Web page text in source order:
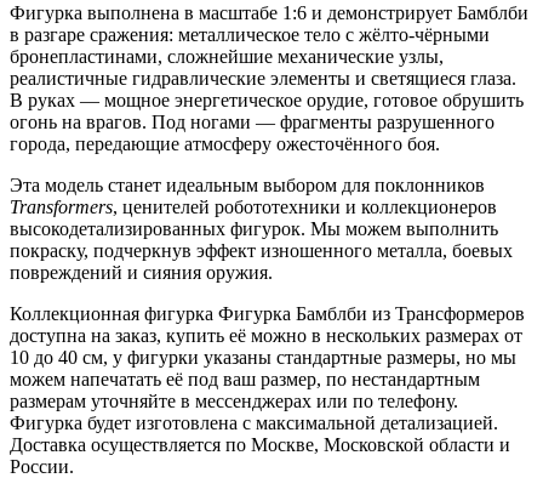
Фигурка выполнена в масштабе 1:6 и демонстрирует Бамблби
в разгаре сражения: металлическое тело с жёлто-чёрными
бронепластинами, сложнейшие механические узлы,
реалистичные гидравлические элементы и светящиеся глаза.
В руках — мощное энергетическое орудие, готовое обрушить
огонь на врагов. Под ногами — фрагменты разрушенного
города, передающие атмосферу ожесточённого боя.
Эта модель станет идеальным выбором для поклонников
Transformers, ценителей робототехники и коллекционеров
высокодетализированных фигурок. Мы можем выполнить
покраску, подчеркнув эффект изношенного металла, боевых
повреждений и сияния оружия.
Коллекционная фигурка Фигурка Бамблби из Трансформеров
доступна на заказ, купить её можно в нескольких размерах от
10 до 40 см, у фигурки указаны стандартные размеры, но мы
можем напечатать её под ваш размер, по нестандартным
размерам уточняйте в мессенджерах или по телефону.
Фигурка будет изготовлена с максимальной детализацией.
Доставка осуществляется по Москве, Московской области и
России.